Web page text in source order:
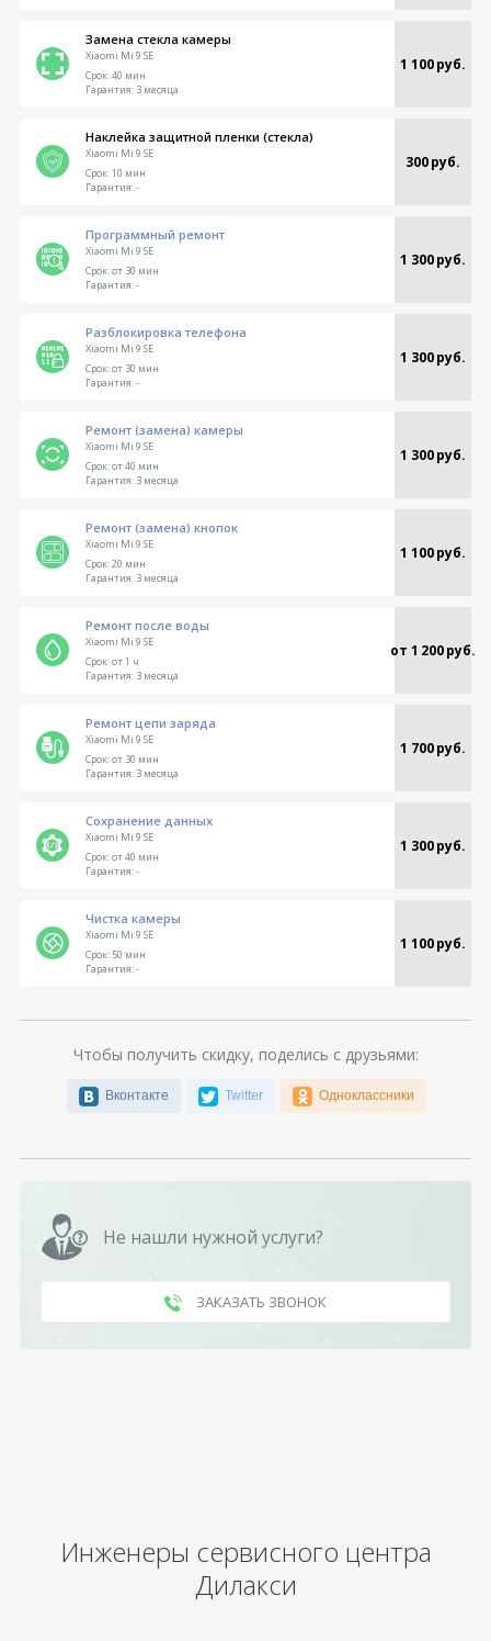
Замена стекла камеры
Xiaomi Mi 9 SE 1 100 руб.
Срок:40 мин
Гарантия:3 месяца
Наклейка защитной пленки (стекла)
Xiaomi Mi 9 SE 300 руб.
Срок:10 мин
Гарантия:-
Программный ремонт
Xiaomi Mi 9 SE 1 300 руб.
Срок:от 30 мин
Гарантия:-
Разблокировка телефона
Xiaomi Mi 9 SE 1 300 руб.
Срок:от 30 мин
Гарантия:-
Ремонт (замена) камеры
Xiaomi Mi 9 SE 1 300 руб.
Срок:от 40 мин
Гарантия:3 месяца
Ремонт (замена) кнопок
Xiaomi Mi 9 SE 1 100 руб.
Срок:20 мин
Гарантия:3 месяца
Ремонт после воды
Xiaomi Mi 9 SE от 1 200 руб.
Срок:от 1 ч
Гарантия:3 месяца
Ремонт цепи заряда
Xiaomi Mi 9 SE 1 700 руб.
Срок:от 30 мин
Гарантия:3 месяца
Сохранение данных
Xiaomi Mi 9 SE 1 300 руб.
Срок:от 40 мин
Гарантия:-
Чистка камеры
Xiaomi Mi 9 SE 1 100 руб.
Срок:50 мин
Гарантия:-
Чтобы получить скидку, поделись с друзьями:
Вконтакте Twitter Одноклассники
Не нашли нужной услуги?
ЗАКАЗАТЬ ЗВОНОК
Инженеры сервисного центра
Дилакси